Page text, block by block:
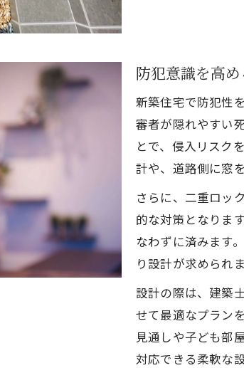
新築住まいにおすすめの
新築住宅と地域特性を
新築で重視すべき周辺
地域の情報収集が新築
新築における防犯活動
暮らしを守る新築住宅の防
新築ならではの防犯プ
実際に効果があった新
防犯と暮らしやすさを
専門家がすすめる新築
新築住宅の防犯実践例
防犯意識を高
新築住宅で防犯性
審者が隠れやすい
とで、侵入リスク
計や、道路側に窓
さらに、二重ロッ
的な対策となりま
なわずに済みます
り設計が求められま
設計の際は、建築
せて最適なプラン
見通しや子ども部
対応できる柔軟な